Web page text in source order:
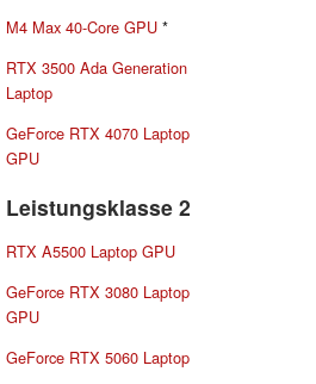
M4 Max 40-Core GPU *
RTX 3500 Ada Generation
Laptop
GeForce RTX 4070 Laptop
GPU
Leistungsklasse 2
RTX A5500 Laptop GPU
GeForce RTX 3080 Laptop
GPU
GeForce RTX 5060 Laptop